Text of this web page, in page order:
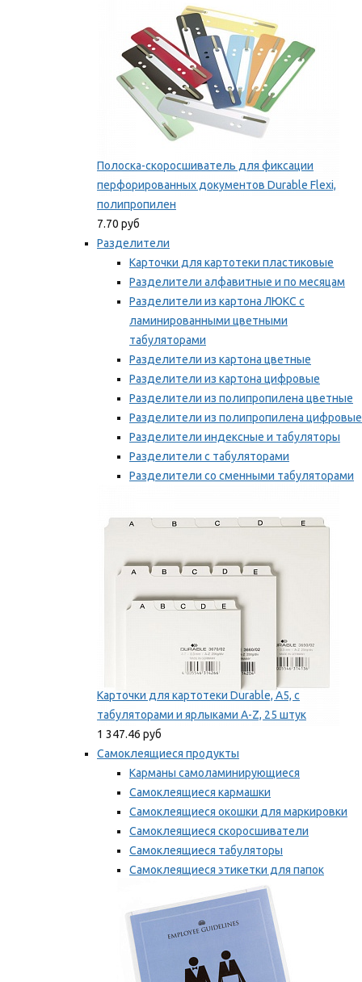
Полоска-скоросшиватель для фиксации
перфорированных документов Durable Flexi,
полипропилен
7.70 руб
Разделители
Карточки для картотеки пластиковые
Разделители алфавитные и по месяцам
Разделители из картона ЛЮКС с
ламинированными цветными
табуляторами
Разделители из картона цветные
Разделители из картона цифровые
Разделители из полипропилена цветные
Разделители из полипропилена цифровые
Разделители индексные и табуляторы
Разделители с табуляторами
Разделители со сменными табуляторами
Карточки для картотеки Durable, A5, с
табуляторами и ярлыками A-Z, 25 штук
1 347.46 руб
Самоклеящиеся продукты
Карманы самоламинирующиеся
Самоклеящиеся кармашки
Самоклеящиеся окошки для маркировки
Самоклеящиеся скоросшиватели
Самоклеящиеся табуляторы
Самоклеящиеся этикетки для папок
Таблички для маркировки
Мы рекомендуем